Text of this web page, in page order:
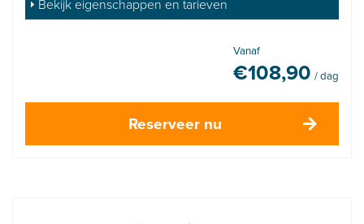
Bekijk eigenschappen en tarieven
Vanaf
€108,90 / dag
Reserveer nu